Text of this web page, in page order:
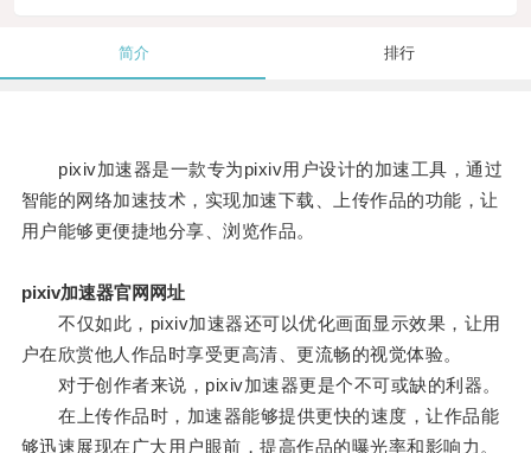
简介 排行
pixiv加速器是一款专为pixiv用户设计的加速工具，通过
智能的网络加速技术，实现加速下载、上传作品的功能，让
用户能够更便捷地分享、浏览作品。
pixiv加速器官网网址
不仅如此，pixiv加速器还可以优化画面显示效果，让用
户在欣赏他人作品时享受更高清、更流畅的视觉体验。
对于创作者来说，pixiv加速器更是个不可或缺的利器。
在上传作品时，加速器能够提供更快的速度，让作品能
够迅速展现在广大用户眼前，提高作品的曝光率和影响力。